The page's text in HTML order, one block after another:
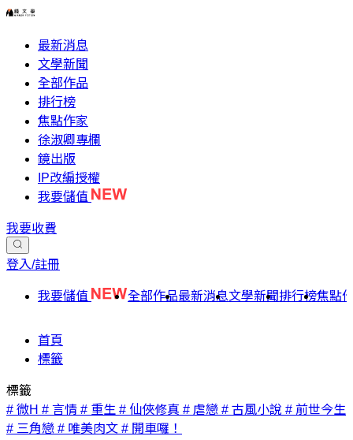
最新消息
文學新聞
全部作品
排行榜
焦點作家
徐淑卿專欄
鏡出版
IP改編授權
我要儲值
我要收費
登入/註冊
我要儲值 全部作品最新消息文學新聞排行榜焦點
首頁
標籤
標籤
# 微H # 言情 # 重生 # 仙俠修真 # 虐戀 # 古風小說 # 前世今生
# 三角戀 # 唯美肉文 # 開車囉！